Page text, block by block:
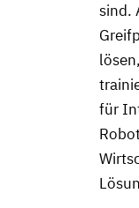
sind.
für